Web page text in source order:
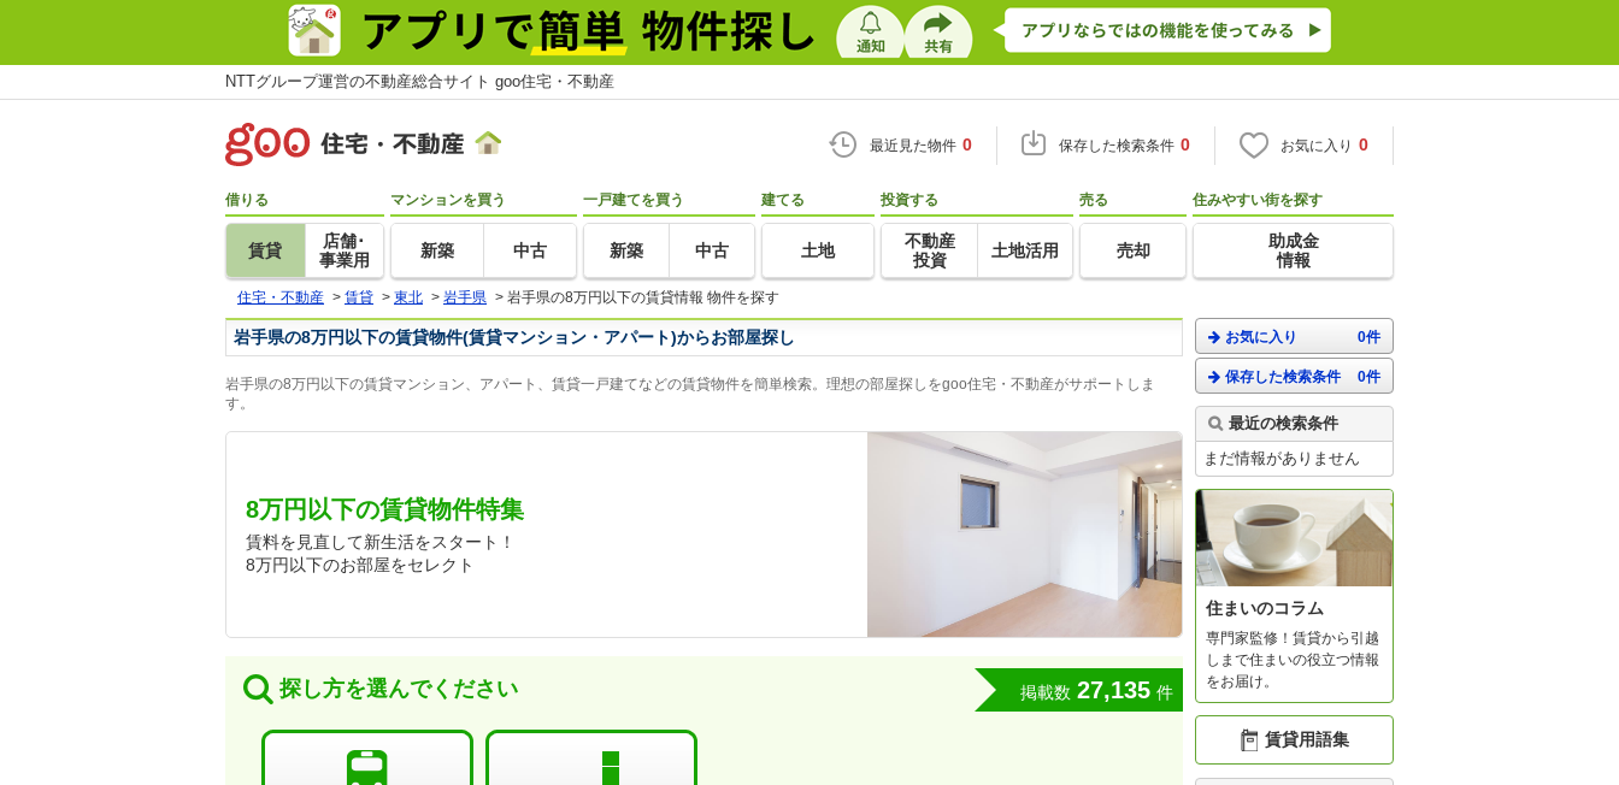
NTTグループ運営の不動産総合サイト goo住宅・不動産
最近見た物件 0 保存した検索条件 0 お気に入り 0
借りる
賃貸
店舗･
事業用
マンションを買う
新築 中古
一戸建てを買う
新築 中古
建てる
土地
投資する
不動産
投資
土地活用
売る
売却
住みやすい街を探す
助成金
情報
住宅・不動産 > 賃貸 > 東北 > 岩手県 > 岩手県の8万円以下の賃貸情報 物件を探す
岩手県の8万円以下の賃貸物件(賃貸マンション・アパート)からお部屋探し
岩手県の8万円以下の賃貸マンション、アパート、賃貸一戸建てなどの賃貸物件を簡単検索。理想の部屋探しをgoo住宅・不動産がサポートしま
す。
8万円以下の賃貸物件特集
賃料を見直して新生活をスタート！
8万円以下のお部屋をセレクト
探し方を選んでください 掲載数 27,135 件
お気に入り 0件
保存した検索条件 0件
最近の検索条件
まだ情報がありません
住まいのコラム
専門家監修！賃貸から引越
しまで住まいの役立つ情報
をお届け。
賃貸用語集